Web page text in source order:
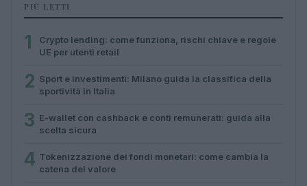
PIÙ LETTI
1
Crypto lending: come funziona, rischi chiave e regole
UE per utenti retail
2 Sport e investimenti: Milano guida la classifica della
sportività in Italia
3 E-wallet con cashback e conti remunerati: guida alla
scelta sicura
4 Tokenizzazione dei fondi monetari: come cambia la
catena del valore